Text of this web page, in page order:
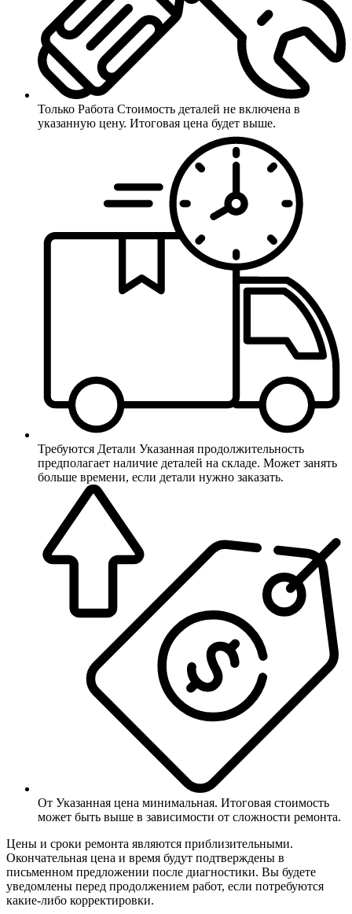
Только Работа Стоимость деталей не включена в
указанную цену. Итоговая цена будет выше.
Требуются Детали Указанная продолжительность
предполагает наличие деталей на складе. Может занять
больше времени, если детали нужно заказать.
От Указанная цена минимальная. Итоговая стоимость
может быть выше в зависимости от сложности ремонта.
Цены и сроки ремонта являются приблизительными.
Окончательная цена и время будут подтверждены в
письменном предложении после диагностики. Вы будете
уведомлены перед продолжением работ, если потребуются
какие-либо корректировки.